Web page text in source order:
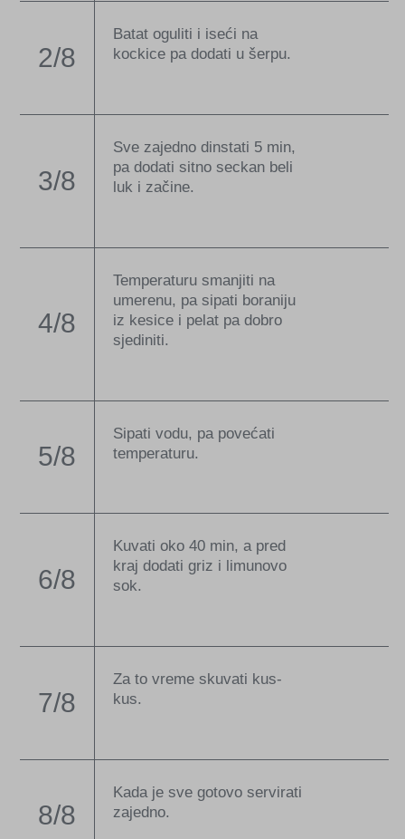
2/8
Batat oguliti i iseći na
kockice pa dodati u šerpu.
3/8
Sve zajedno dinstati 5 min,
pa dodati sitno seckan beli
luk i začine.
4/8
Temperaturu smanjiti na
umerenu, pa sipati boraniju
iz kesice i pelat pa dobro
sjediniti.
5/8
Sipati vodu, pa povećati
temperaturu.
6/8
Kuvati oko 40 min, a pred
kraj dodati griz i limunovo
sok.
7/8
Za to vreme skuvati kus-
kus.
8/8
Kada je sve gotovo servirati
zajedno.